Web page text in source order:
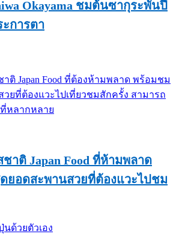
Okayama ชมต้นซากุระพันปี
การตา
าติ Japan Food ที่ห้ามพลาด
ยอดสะพานสวยที่ต้องแวะไปชม
นด้วยตัวเอง